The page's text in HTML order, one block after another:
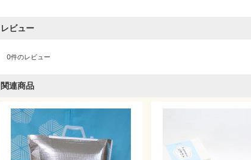
レビュー
0件のレビュー
関連商品